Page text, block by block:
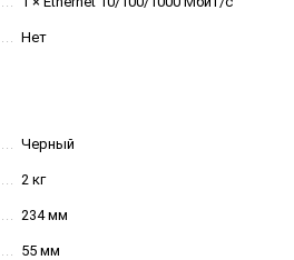
Нет
Черный
2 кг
234 мм
55 мм